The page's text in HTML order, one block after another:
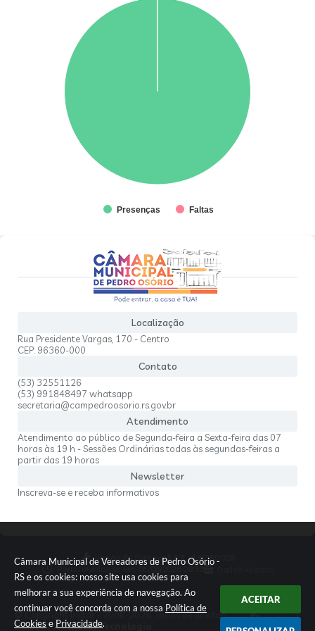
Câmara Municipal de Vereadores de Pedro Osório -
RS e os cookies: nosso site usa cookies para
melhorar a sua experiência de navegação. Ao
continuar você concorda com a nossa Política de
Cookies e Privacidade.
ACEITAR
Presenças Faltas
Localização
Rua Presidente Vargas, 170 - Centro
CEP: 96360-000
Contato
(53) 32551126
(53) 991848497 whatsapp
secretaria@campedroosorio.rs.gov.br
Atendimento
Atendimento ao público de Segunda-feira a Sexta-feira das 07
horas às 19 h - Sessões Ordinárias todas às segundas-feiras a
partir das 19 horas
Newsletter
Inscreva-se e receba informativos
Versão do Sistema:3.5.3 - 19/06/2026
Portal atualizado em:
© Copyright Instar - 2006-2026. Todos os direitos
reservados -Instar Tecnologia